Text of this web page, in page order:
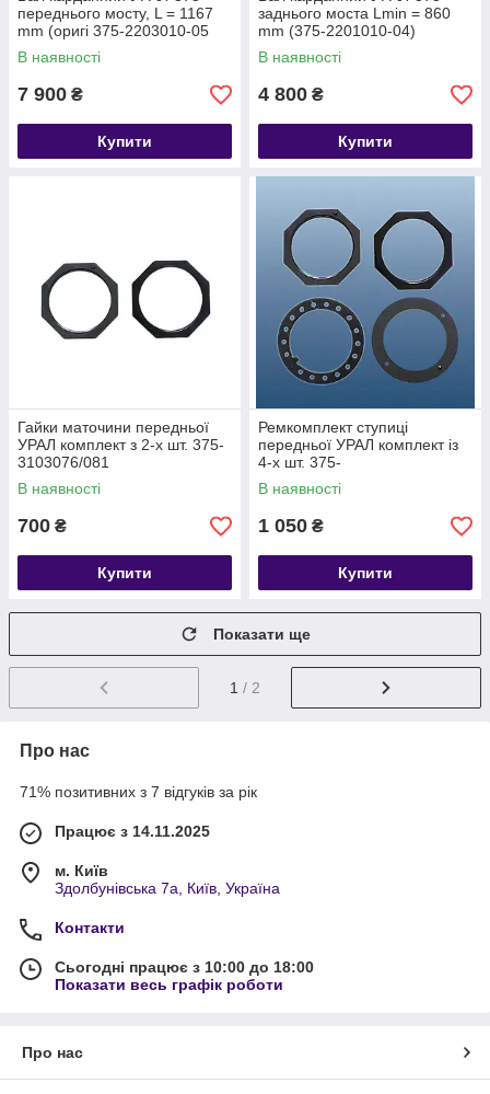
переднього мосту, L = 1167
mm (оригі 375-2203010-05
В наявності
7 900 ₴
Купити
заднього моста Lmin = 860
mm (375-2201010-04)
В наявності
4 800 ₴
Купити
Гайки маточини передньої
УРАЛ комплект з 2-х шт. 375-
3103076/081
В наявності
700 ₴
Купити
Ремкомплект ступиці
передньої УРАЛ комплект із
4-х шт. 375-
3103076/079/080/081
В наявності
1 050 ₴
Купити
Показати ще
1 / 2
Про нас
71% позитивних з 7 відгуків за рік
Працює з 14.11.2025
м. Київ
Здолбунівська 7а, Київ, Україна
Контакти
Сьогодні працює з 10:00 до 18:00
Показати весь графік роботи
Про нас